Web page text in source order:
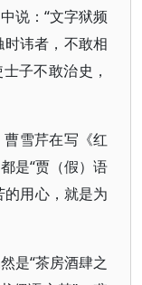
说：“文字狱频
讳者，不敢相
子不敢治史，
雪芹在写《红
是“贾（假）语
的用心，就是为
是“茶房酒肆之